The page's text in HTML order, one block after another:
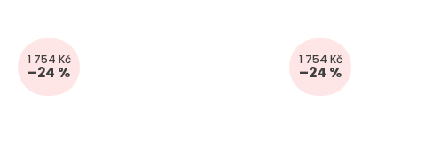
1 754 Kč
–24 %
1 754 Kč
–24 %